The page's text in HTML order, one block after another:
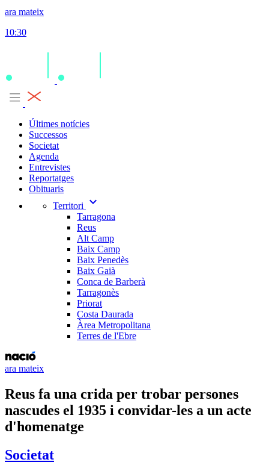
ara mateix
10:30
Últimes notícies
Successos
Societat
Agenda
Entrevistes
Reportatges
Obituaris
Territori
expand_more
Tarragona
Reus
Alt Camp
Baix Camp
Baix Penedès
Baix Gaià
Conca de Barberà
Tarragonès
Priorat
Costa Daurada
Àrea Metropolitana
Terres de l'Ebre
ara mateix
Reus fa una crida per trobar persones
nascudes el 1935 i convidar-les a un acte
d'homenatge
Societat